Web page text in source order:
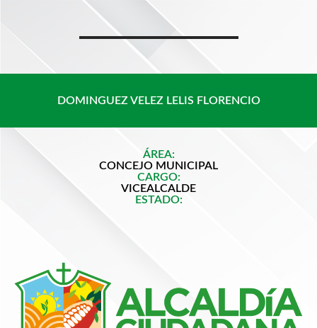
contenido
DOMINGUEZ VELEZ LELIS FLORENCIO
ÁREA:
CONCEJO MUNICIPAL
CARGO:
VICEALCALDE
ESTADO: